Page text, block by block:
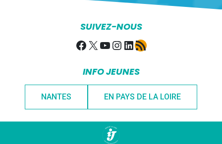
SUIVEZ-NOUS
Facebook
X YouTube
Instagram
LinkedIn
Flux RSS
INFO JEUNES
NANTES EN PAYS DE LA LOIRE